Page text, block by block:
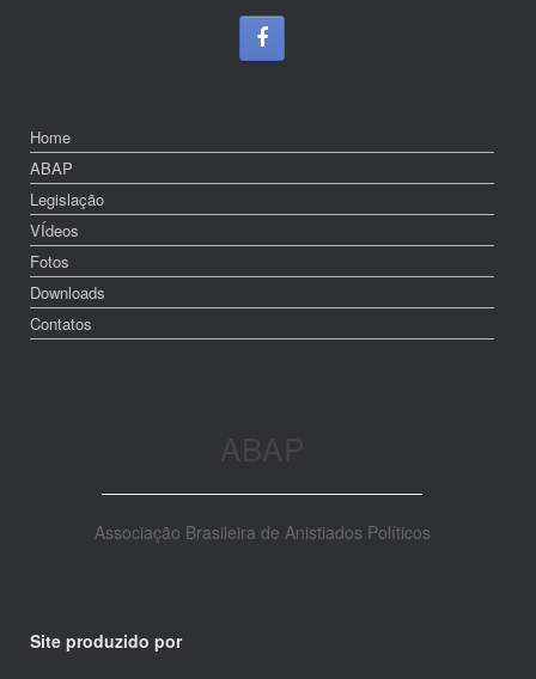
Home
ABAP
Legislação
VÍdeos
Fotos
Downloads
Contatos
Associação Brasileira de Anistiados Políticos
Site produzido por